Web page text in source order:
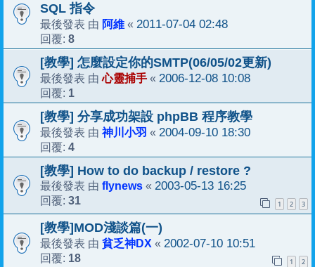
SQL 指令
最後發表 由 阿維 « 2011-07-04 02:48
回覆: 8
[教學] 怎麼設定你的SMTP(06/05/02更新)
最後發表 由心靈捕手 « 2006-12-08 10:08
回覆: 1
[教學] 分享成功架設 phpBB 程序教學
最後發表 由 神川小羽 « 2004-09-10 18:30
回覆: 4
[教學] How to do backup / restore ?
最後發表 由 flynews « 2003-05-13 16:25
回覆: 31 1 2 3
[教學]MOD淺談篇(一)
最後發表 由 貧乏神DX « 2002-07-10 10:51
回覆: 18 1 2